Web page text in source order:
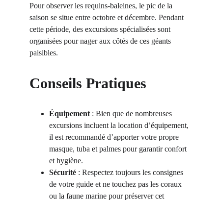
Pour observer les requins-baleines, le pic de la
saison se situe entre octobre et décembre. Pendant
cette période, des excursions spécialisées sont
organisées pour nager aux côtés de ces géants
paisibles.
Conseils Pratiques
Équipement : Bien que de nombreuses
excursions incluent la location d’équipement,
il est recommandé d’apporter votre propre
masque, tuba et palmes pour garantir confort
et hygiène.
Sécurité : Respectez toujours les consignes
de votre guide et ne touchez pas les coraux
ou la faune marine pour préserver cet